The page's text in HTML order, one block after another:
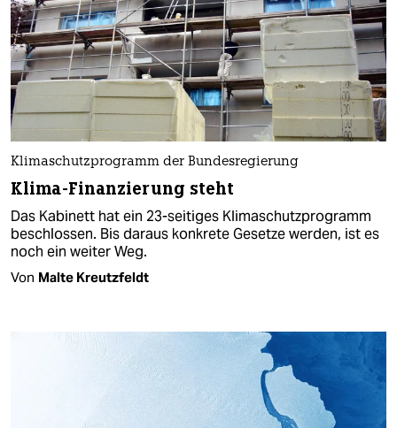
Klimaschutzprogramm der Bundesregierung
Klima-Finanzierung steht
Das Kabinett hat ein 23-seitiges Klimaschutzprogramm
beschlossen. Bis daraus konkrete Gesetze werden, ist es
noch ein weiter Weg.
Von Malte Kreutzfeldt